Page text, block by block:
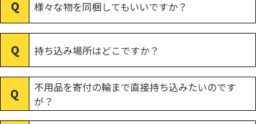
様々な物を同梱してもいいですか？
持ち込み場所はどこですか？
不用品を寄付の輪まで直接持ち込みたいのです
が？